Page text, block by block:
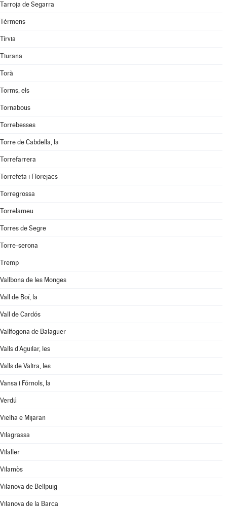
Tarroja de Segarra
Térmens
Tírvia
Tiurana
Torà
Torms, els
Tornabous
Torrebesses
Torre de Cabdella, la
Torrefarrera
Torrefeta i Florejacs
Torregrossa
Torrelameu
Torres de Segre
Torre-serona
Tremp
Vallbona de les Monges
Vall de Boí, la
Vall de Cardós
Vallfogona de Balaguer
Valls d'Aguilar, les
Valls de Valira, les
Vansa i Fórnols, la
Verdú
Vielha e Mijaran
Vilagrassa
Vilaller
Vilamòs
Vilanova de Bellpuig
Vilanova de la Barca